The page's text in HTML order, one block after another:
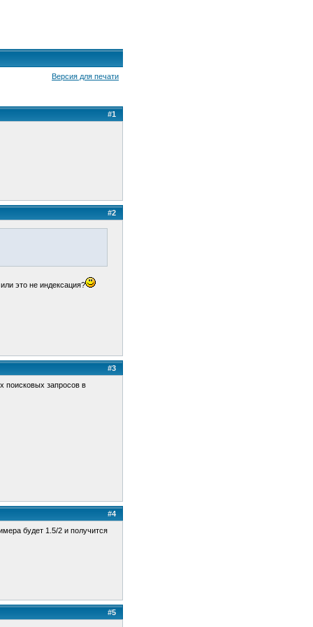
Версия для печати
#1
#2
это не индексация?
#3
поисковых запросов в
#4
будет 1.5/2 и получится
#5